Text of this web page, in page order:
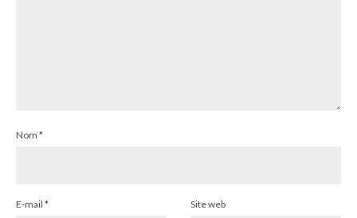
Nom *
E-mail * Site web